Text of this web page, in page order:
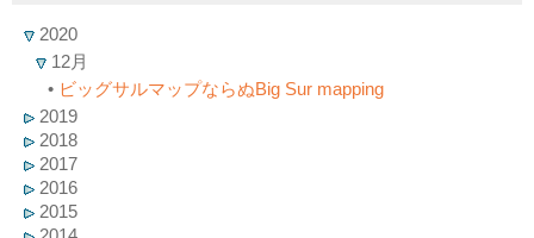
2020
12月
• ビッグサルマップならぬBig Sur mapping
2019
2018
2017
2016
2015